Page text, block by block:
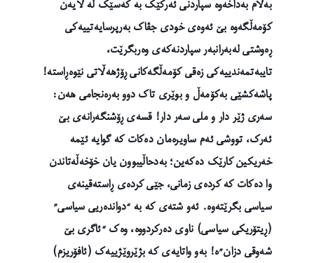
بەڵام بەداخەوە سپاردنی ئەرکێک بە کەسێک لە لایەن
کۆمەڵگەوە بێ ئەوەی خودی جڤاک بەرپرسایەتییەکی
ڕەوشتی لەبەرانبەر سپاردنەکەی وەربگرێت،
تایبەتمەندییەکی زەقی کۆمەڵگەکانی ڕۆژهەڵاتی نێوەڕاستە!
پاشەکشێی بەکۆمەڵ و بوێری تاک دوو بەرەنجامی هەن:
سەری ژێر دار و ملی سەر دار! قسەی ڕۆشنگەرانەی بێ
ئەرک، تووشی ئەم ساویرەمان دەکات کە گوایە ئێمە
خەریکین کارێک دەکەین؛ بەدحاڵیبوون یان خۆخەڵەتاندن
وا دەکات کە کردەی زمانی، جێی کردەی ڕاستەقینەی
سیاسی بگرێتەوە. ئەو شتەی کە بە “دواندەریی سیاسی”
(ڕیتۆریکی سیاسی) ناوی دەرکردووە، وەک “ئاگری بێ
شەوقی دزان”ە! بەو واتایەی کە بژێروێژییەک (ئافۆریزم)